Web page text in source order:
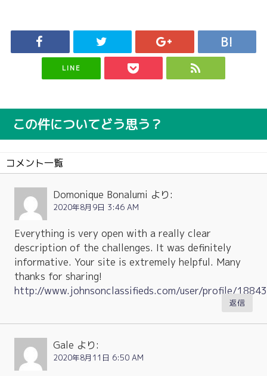
LINE
この件についてどう思う？
コメント一覧
Domonique Bonalumi より:
2020年8月9日 3:46 AM
Everything is very open with a really clear
description of the challenges. It was definitely
informative. Your site is extremely helpful. Many
thanks for sharing!
http://www.johnsonclassifieds.com/user/profile/
返信
Gale より:
2020年8月11日 6:50 AM